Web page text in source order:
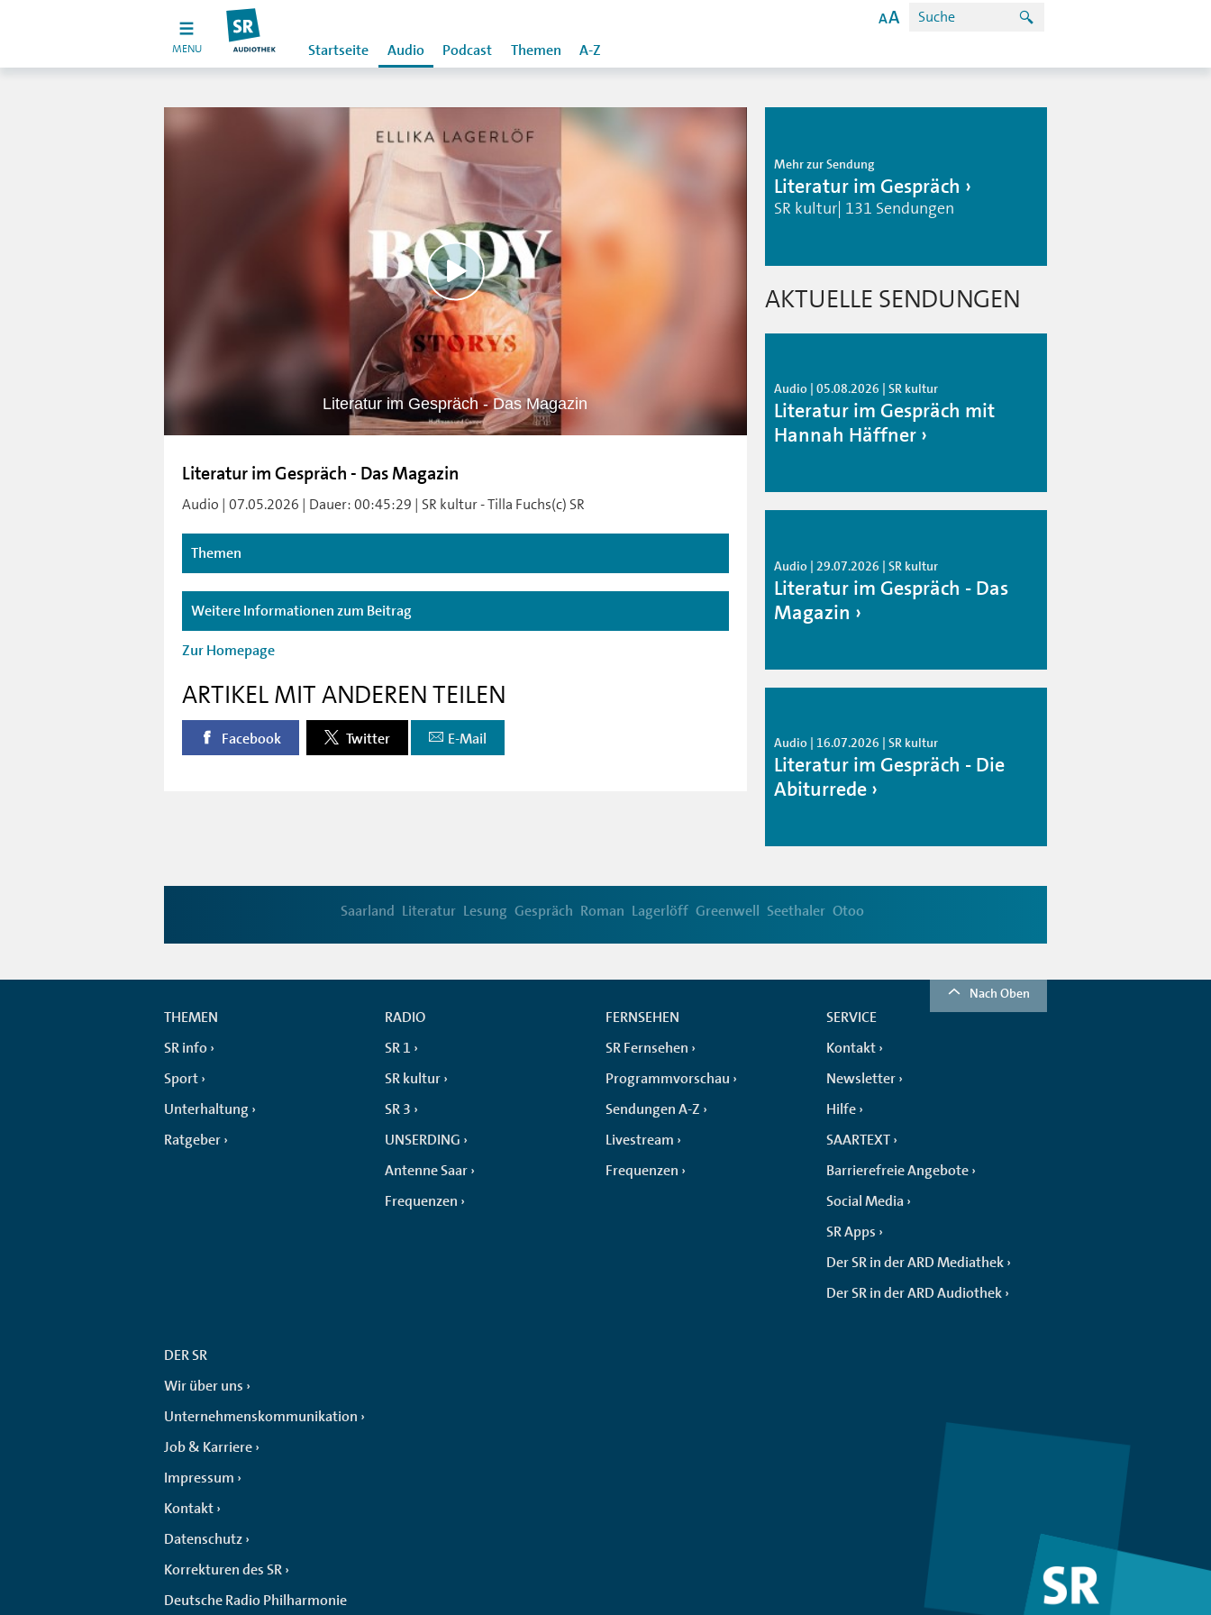
MENU Startseite Audio Podcast Themen A-Z
Literatur im Gespräch - Das Magazin
Literatur im Gespräch - Das Magazin
Audio | 07.05.2026 | Dauer: 00:45:29 | SR kultur - Tilla Fuchs(c) SR
Themen
Weitere Informationen zum Beitrag
Zur Homepage
ARTIKEL MIT ANDEREN TEILEN
Facebook Twitter E-Mail
Mehr zur Sendung
Literatur im Gespräch
SR kultur| 131 Sendungen
AKTUELLE SENDUNGEN
Audio | 05.08.2026 | SR kultur
Literatur im Gespräch mit
Hannah Häffner
Audio | 29.07.2026 | SR kultur
Literatur im Gespräch - Das
Magazin
Audio | 16.07.2026 | SR kultur
Literatur im Gespräch - Die
Abiturrede
Saarland Literatur Lesung Gespräch Roman Lagerlöff Greenwell Seethaler Otoo
Nach Oben
THEMEN
SR info
Sport
Unterhaltung
Ratgeber
RADIO
SR 1
SR kultur
SR 3
UNSERDING
Antenne Saar
Frequenzen
FERNSEHEN
SR Fernsehen
Programmvorschau
Sendungen A-Z
Livestream
Frequenzen
SERVICE
Kontakt
Newsletter
Hilfe
SAARTEXT
Barrierefreie Angebote
Social Media
SR Apps
Der SR in der ARD Mediathek
Der SR in der ARD Audiothek
DER SR
Wir über uns
Unternehmenskommunikation
Job & Karriere
Impressum
Kontakt
Datenschutz
Korrekturen des SR
Deutsche Radio Philharmonie